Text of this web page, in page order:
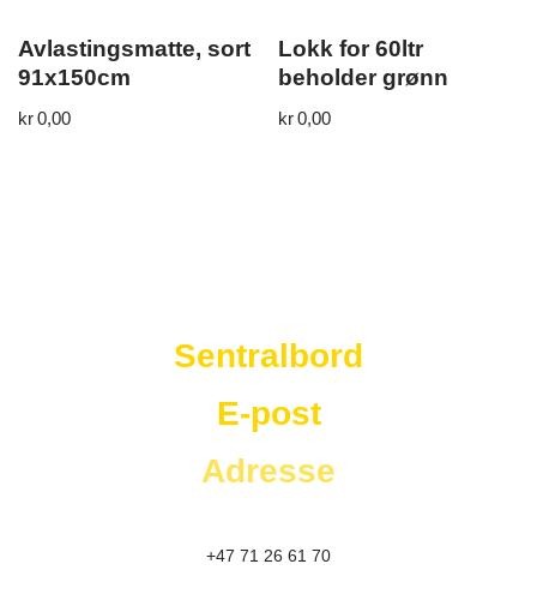
Avlastingsmatte, sort
91x150cm
kr0,00
Lokk for 60ltr
beholder grønn
kr0,00
Sentralbord
E-post
Adresse
+47 71 26 61 70